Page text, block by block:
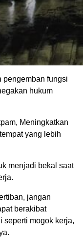
pengemban fungsi
hukum
Meningkatkan
yang lebih
menjadi bekal saat
jangan
berakibat
seperti mogok kerja,